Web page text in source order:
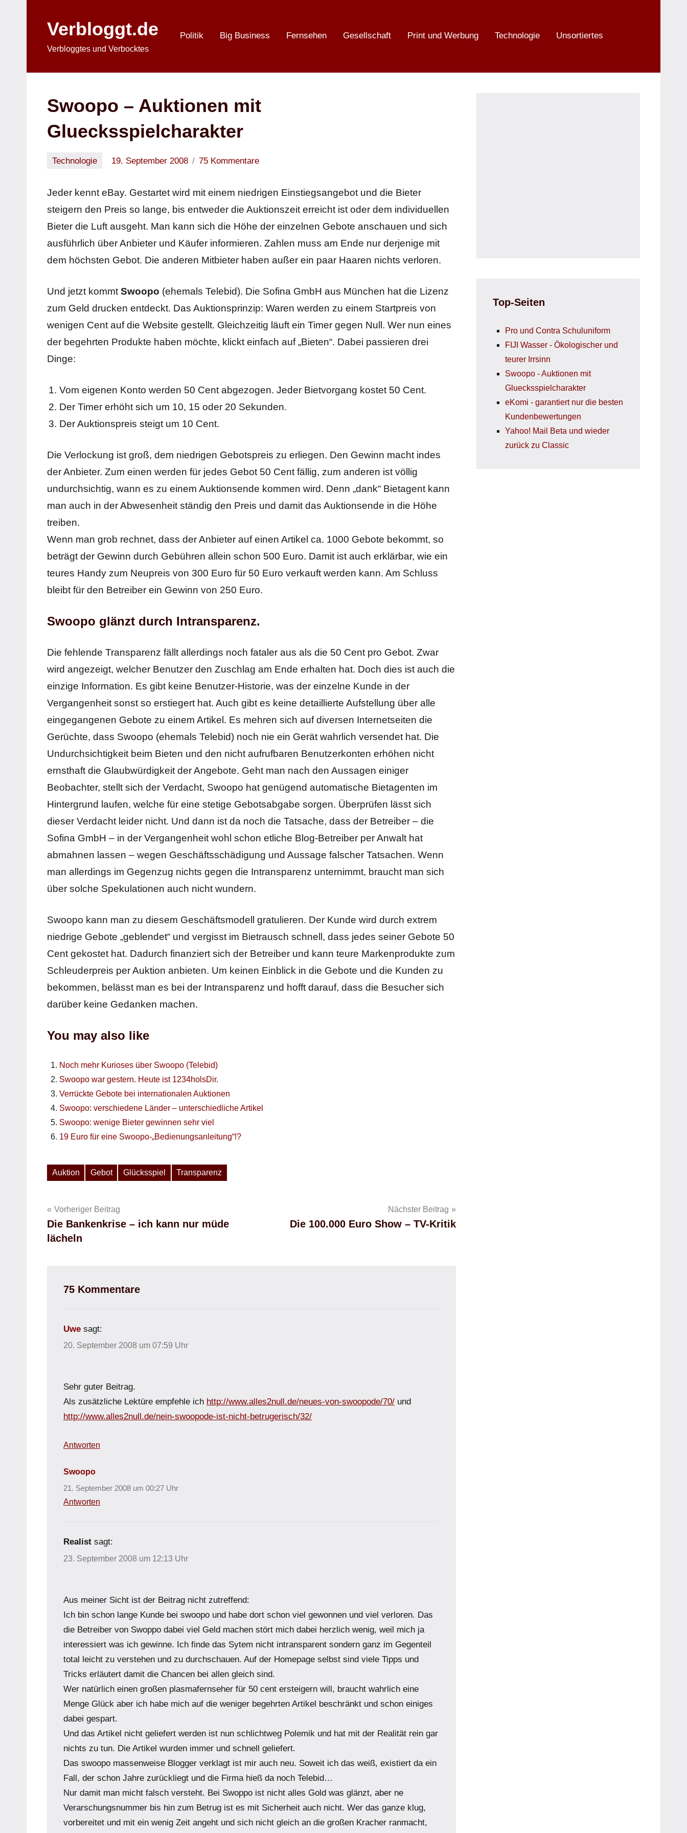
springenVerbloggt.de
Verbloggtes und Verbocktes
Politik Big Business Fernsehen Gesellschaft Print und Werbung Technologie Unsortiertes
Swoopo – Auktionen mit
Gluecksspielcharakter
Technologie 19. September 2008 75 Kommentare
Jeder kennt eBay. Gestartet wird mit einem niedrigen Einstiegsangebot und die Bieter
steigern den Preis so lange, bis entweder die Auktionszeit erreicht ist oder dem individuellen
Bieter die Luft ausgeht. Man kann sich die Höhe der einzelnen Gebote anschauen und sich
ausführlich über Anbieter und Käufer informieren. Zahlen muss am Ende nur derjenige mit
dem höchsten Gebot. Die anderen Mitbieter haben außer ein paar Haaren nichts verloren.
Und jetzt kommtSwoopo (ehemals Telebid). Die Sofina GmbH aus München hat die Lizenz
zum Geld drucken entdeckt. Das Auktionsprinzip: Waren werden zu einem Startpreis von
wenigen Cent auf die Website gestellt. Gleichzeitig läuft ein Timer gegen Null. Wer nun eines
der begehrten Produkte haben möchte, klickt einfach auf „Bieten“. Dabei passieren drei
Dinge:
Vom eigenen Konto werden 50 Cent abgezogen. Jeder Bietvorgang kostet 50 Cent.
Der Timer erhöht sich um 10, 15 oder 20 Sekunden.
Der Auktionspreis steigt um 10 Cent.
Die Verlockung ist groß, dem niedrigen Gebotspreis zu erliegen. Den Gewinn macht indes
der Anbieter. Zum einen werden für jedes Gebot 50 Cent fällig, zum anderen ist völlig
undurchsichtig, wann es zu einem Auktionsende kommen wird. Denn „dank“ Bietagent kann
man auch in der Abwesenheit ständig den Preis und damit das Auktionsende in die Höhe
treiben.
Wenn man grob rechnet, dass der Anbieter auf einen Artikel ca. 1000 Gebote bekommt, so
beträgt der Gewinn durch Gebühren allein schon 500 Euro. Damit ist auch erklärbar, wie ein
teures Handy zum Neupreis von 300 Euro für 50 Euro verkauft werden kann. Am Schluss
bleibt für den Betreiber ein Gewinn von 250 Euro.
Swoopo glänzt durch Intransparenz.
Die fehlende Transparenz fällt allerdings noch fataler aus als die 50 Cent pro Gebot. Zwar
wird angezeigt, welcher Benutzer den Zuschlag am Ende erhalten hat. Doch dies ist auch die
einzige Information. Es gibt keine Benutzer-Historie, was der einzelne Kunde in der
Vergangenheit sonst so erstiegert hat. Auch gibt es keine detaillierte Aufstellung über alle
eingegangenen Gebote zu einem Artikel. Es mehren sich auf diversen Internetseiten die
Gerüchte, dass Swoopo (ehemals Telebid) noch nie ein Gerät wahrlich versendet hat. Die
Undurchsichtigkeit beim Bieten und den nicht aufrufbaren Benutzerkonten erhöhen nicht
ernsthaft die Glaubwürdigkeit der Angebote. Geht man nach den Aussagen einiger
Beobachter, stellt sich der Verdacht, Swoopo hat genügend automatische Bietagenten im
Hintergrund laufen, welche für eine stetige Gebotsabgabe sorgen. Überprüfen lässt sich
dieser Verdacht leider nicht. Und dann ist da noch die Tatsache, dass der Betreiber – die
Sofina GmbH – in der Vergangenheit wohl schon etliche Blog-Betreiber per Anwalt hat
abmahnen lassen – wegen Geschäftsschädigung und Aussage falscher Tatsachen. Wenn
man allerdings im Gegenzug nichts gegen die Intransparenz unternimmt, braucht man sich
über solche Spekulationen auch nicht wundern.
Swoopo kann man zu diesem Geschäftsmodell gratulieren. Der Kunde wird durch extrem
niedrige Gebote „geblendet“ und vergisst im Bietrausch schnell, dass jedes seiner Gebote 50
Cent gekostet hat. Dadurch finanziert sich der Betreiber und kann teure Markenprodukte zum
Schleuderpreis per Auktion anbieten. Um keinen Einblick in die Gebote und die Kunden zu
bekommen, belässt man es bei der Intransparenz und hofft darauf, dass die Besucher sich
darüber keine Gedanken machen.
You may also like
Noch mehr Kurioses über Swoopo (Telebid)
Swoopo war gestern. Heute ist 1234holsDir.
Verrückte Gebote bei internationalen Auktionen
Swoopo: verschiedene Länder – unterschiedliche Artikel
Swoopo: wenige Bieter gewinnen sehr viel
19 Euro für eine Swoopo-„Bedienungsanleitung“!?
Schlagwörter
Auktion Gebot Glücksspiel Transparenz
Beitragsnavigation
Vorheriger Beitrag
Die Bankenkrise – ich kann nur müde
lächeln
Nächster Beitrag
Die 100.000 Euro Show – TV-Kritik
75 Kommentare
Uwe sagt:
20. September 2008 um 07:59 Uhr
Sehr guter Beitrag.
Als zusätzliche Lektüre empfehle ich http://www.alles2null.de/neues-von-swoopode/70/ und
http://www.alles2null.de/nein-swoopode-ist-nicht-betrugerisch/32/
Antworten
Swoopo
21. September 2008 um 00:27 Uhr
Antworten
Realist sagt:
23. September 2008 um 12:13 Uhr
Aus meiner Sicht ist der Beitrag nicht zutreffend:
Ich bin schon lange Kunde bei swoopo und habe dort schon viel gewonnen und viel verloren. Das
die Betreiber von Swoppo dabei viel Geld machen stört mich dabei herzlich wenig, weil mich ja
interessiert was ich gewinne. Ich finde das Sytem nicht intransparent sondern ganz im Gegenteil
total leicht zu verstehen und zu durchschauen. Auf der Homepage selbst sind viele Tipps und
Tricks erläutert damit die Chancen bei allen gleich sind.
Wer natürlich einen großen plasmafernseher für 50 cent ersteigern will, braucht wahrlich eine
Menge Glück aber ich habe mich auf die weniger begehrten Artikel beschränkt und schon einiges
dabei gespart.
Und das Artikel nicht geliefert werden ist nun schlichtweg Polemik und hat mit der Realität rein gar
nichts zu tun. Die Artikel wurden immer und schnell geliefert.
Das swoopo massenweise Blogger verklagt ist mir auch neu. Soweit ich das weiß, existiert da ein
Fall, der schon Jahre zurückliegt und die Firma hieß da noch Telebid…
Nur damit man micht falsch versteht. Bei Swoppo ist nicht alles Gold was glänzt, aber ne
Verarschungsnummer bis hin zum Betrug ist es mit Sicherheit auch nicht. Wer das ganze klug,
vorbereitet und mit ein wenig Zeit angeht und sich nicht gleich an die großen Kracher ranmacht,
Top-Seiten
Pro und Contra Schuluniform
FIJI Wasser - Ökologischer und
teurer Irrsinn
Swoopo - Auktionen mit
Gluecksspielcharakter
eKomi - garantiert nur die besten
Kundenbewertungen
Yahoo! Mail Beta und wieder
zurück zu Classic